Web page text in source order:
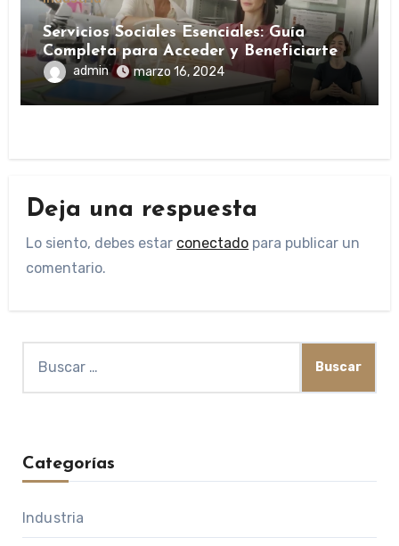
Servicios Sociales Esenciales: Guía
Completa para Acceder y Beneficiarte
admin marzo 16, 2024
Deja una respuesta
Lo siento, debes estar conectado para publicar un
comentario.
Categorías
Industria